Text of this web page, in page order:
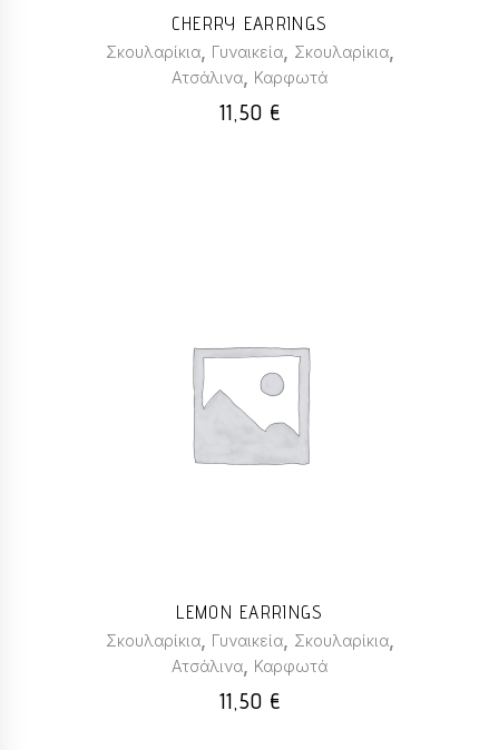
CHERRY EARRINGS
Σκουλαρίκια, Γυναικεία, Σκουλαρίκια,
Ατσάλινα, Καρφωτά
11,50 €
LEMON EARRINGS
Σκουλαρίκια, Γυναικεία, Σκουλαρίκια,
Ατσάλινα, Καρφωτά
11,50 €